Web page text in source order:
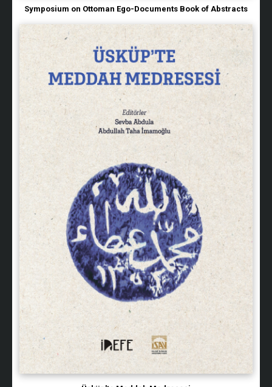
Symposium on Ottoman Ego-Documents Book of Abstracts